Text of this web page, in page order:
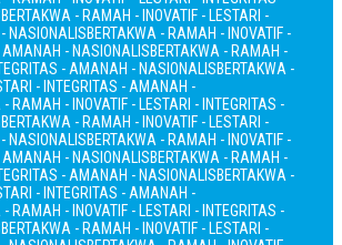
BERTAKWA - RAMAH - INOVATIF - LESTARI -
NASIONALISBERTAKWA - RAMAH - INOVATIF -
AMANAH - NASIONALISBERTAKWA - RAMAH -
- AMANAH - NASIONALISBERTAKWA -
- INTEGRITAS - AMANAH -
- RAMAH - INOVATIF - LESTARI - INTEGRITAS -
BERTAKWA - RAMAH - INOVATIF - LESTARI -
NASIONALISBERTAKWA - RAMAH - INOVATIF -
AMANAH - NASIONALISBERTAKWA - RAMAH -
- AMANAH - NASIONALISBERTAKWA -
- INTEGRITAS - AMANAH -
- RAMAH - INOVATIF - LESTARI - INTEGRITAS -
BERTAKWA - RAMAH - INOVATIF - LESTARI -